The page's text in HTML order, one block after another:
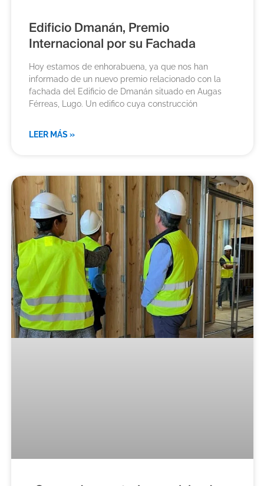
Edificio Dmanán, Premio
Internacional por su Fachada
Hoy estamos de enhorabuena, ya que nos han
informado de un nuevo premio relacionado con la
fachada del Edificio de Dmanán situado en Augas
Férreas, Lugo. Un edifico cuya construcción
LEER MÁS »